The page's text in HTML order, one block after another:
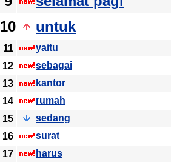
10
untuk
11
yaitu
12
sebagai
13
kantor
14
rumah
15
sedang
16
surat
17
harus